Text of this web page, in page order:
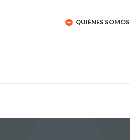
QUIÉNES SOMOS